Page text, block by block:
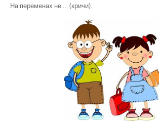
На переменах не … (кричи).